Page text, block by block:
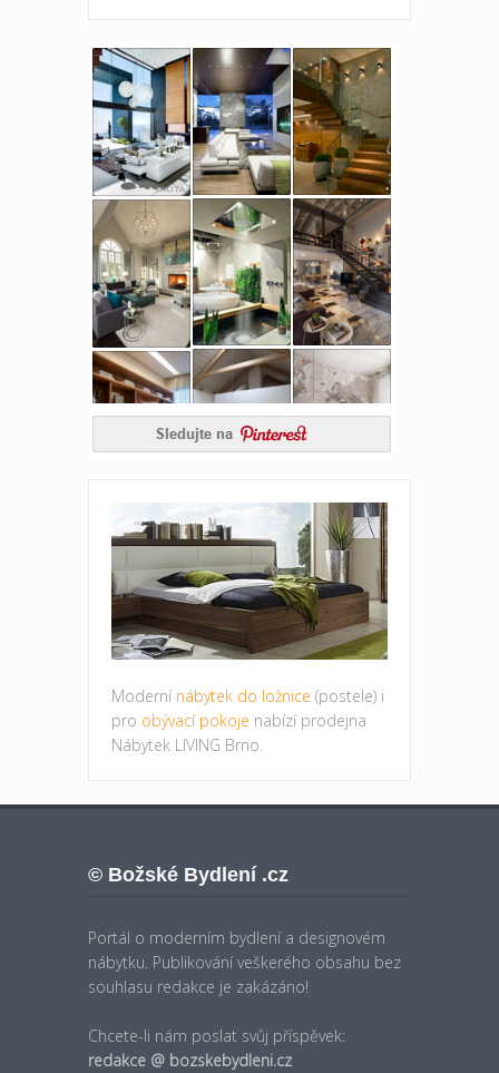
Moderní nábytek do ložnice (postele) i
pro obývací pokoje nabízí prodejna
Nábytek LIVING Brno.
© Božské Bydlení .cz
Portál o moderním bydlení a designovém
nábytku. Publikování veškerého obsahu bez
souhlasu redakce je zakázáno!
Chcete-li nám poslat svůj příspěvek:
redakce @ bozskebydleni.cz